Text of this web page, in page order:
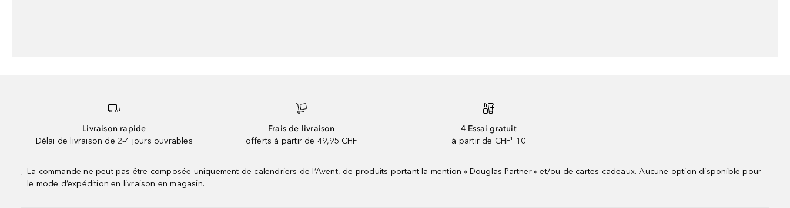
Livraison rapide
Délai de livraison de 2-4 jours ouvrables
Frais de livraison
offerts à partir de 49,95 CHF
4 Essai gratuit
à partir de CHF¹ 10
¹
La commande ne peut pas être composée uniquement de calendriers de l’Avent, de produits portant la mention « Douglas Partner » et/ou de cartes cadeaux. Aucune option disponible pour
le mode d’expédition en livraison en magasin.